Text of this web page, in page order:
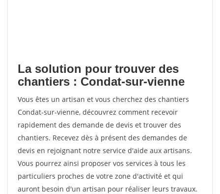
La solution pour trouver des
chantiers : Condat-sur-vienne
Vous êtes un artisan et vous cherchez des chantiers
Condat-sur-vienne, découvrez comment recevoir
rapidement des demande de devis et trouver des
chantiers. Recevez dès à présent des demandes de
devis en rejoignant notre service d'aide aux artisans.
Vous pourrez ainsi proposer vos services à tous les
particuliers proches de votre zone d'activité et qui
auront besoin d'un artisan pour réaliser leurs travaux.